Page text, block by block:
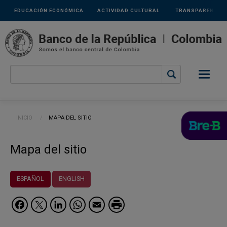
Pasar al contenido principal
Links
secundarios
ACTIVIDAD CULTURAL
EDUCACIÓN ECONÓMICA TRANSPARENCIA
Ruta de navegación
INICIO CURRENT:
MAPA DEL SITIO
Mapa del sitio
ESPAÑOL ENGLISH
Facebook
Twitter
LinkedIn
WhatsApp
Email